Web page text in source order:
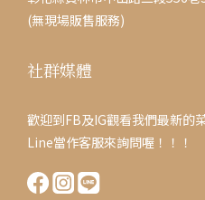
(無現場販售服務)
社群媒體
歡迎到FB及IG觀看我們最新的
Line當作客服來詢問喔！！！